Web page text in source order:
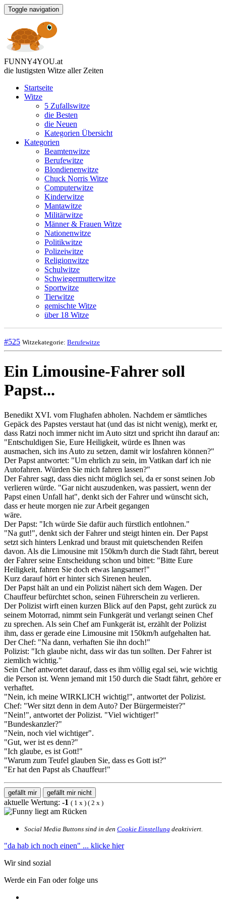
Toggle navigation
FUNNY4YOU.at
die lustigsten Witze aller Zeiten
Startseite
Witze
5 Zufallswitze
die Besten
die Neuen
Kategorien Übersicht
Kategorien
Beamtenwitze
Berufewitze
Blondienenwitze
Chuck Norris Witze
Computerwitze
Kinderwitze
Mantawitze
Militärwitze
Männer & Frauen Witze
Nationenwitze
Politikwitze
Polizeiwitze
Religionwitze
Schulwitze
Schwiegermutterwitze
Sportwitze
Tierwitze
gemischte Witze
über 18 Witze
#525 Witzekategorie: Berufewitze
Ein Limousine-Fahrer soll
Papst...
Benedikt XVI. vom Flughafen abholen. Nachdem er sämtliches
Gepäck des Papstes verstaut hat (und das ist nicht wenig), merkt er,
dass Ratzi noch immer nicht im Auto sitzt und spricht ihn darauf an:
"Entschuldigen Sie, Eure Heiligkeit, würde es Ihnen was
ausmachen, sich ins Auto zu setzen, damit wir losfahren können?"
Der Papst antwortet: "Um ehrlich zu sein, im Vatikan darf ich nie
Autofahren. Würden Sie mich fahren lassen?"
Der Fahrer sagt, dass dies nicht möglich sei, da er sonst seinen Job
verlieren würde. "Gar nicht auszudenken, was passiert, wenn der
Papst einen Unfall hat", denkt sich der Fahrer und wünscht sich,
dass er heute morgen nie zur Arbeit gegangen
wäre.
Der Papst: "Ich würde Sie dafür auch fürstlich entlohnen."
"Na gut!", denkt sich der Fahrer und steigt hinten ein. Der Papst
setzt sich hinters Lenkrad und braust mit quietschenden Reifen
davon. Als die Limousine mit 150km/h durch die Stadt fährt, bereut
der Fahrer seine Entscheidung schon und bittet: "Bitte Eure
Heiligkeit, fahren Sie doch etwas langsamer!"
Kurz darauf hört er hinter sich Sirenen heulen.
Der Papst hält an und ein Polizist nähert sich dem Wagen. Der
Chauffeur befürchtet schon, seinen Führerschein zu verlieren.
Der Polizist wirft einen kurzen Blick auf den Papst, geht zurück zu
seinem Motorrad, nimmt sein Funkgerät und verlangt seinen Chef
zu sprechen. Als sein Chef am Funkgerät ist, erzählt der Polizist
ihm, dass er gerade eine Limousine mit 150km/h aufgehalten hat.
Der Chef: "Na dann, verhaften Sie ihn doch!"
Polizist: "Ich glaube nicht, dass wir das tun sollten. Der Fahrer ist
ziemlich wichtig."
Sein Chef antwortet darauf, dass es ihm völlig egal sei, wie wichtig
die Person ist. Wenn jemand mit 150 durch die Stadt fährt, gehöre er
verhaftet.
"Nein, ich meine WIRKLICH wichtig!", antwortet der Polizist.
Chef: "Wer sitzt denn in dem Auto? Der Bürgermeister?"
"Nein!", antwortet der Polizist. "Viel wichtiger!"
"Bundeskanzler?"
"Nein, noch viel wichtiger".
"Gut, wer ist es denn?"
"Ich glaube, es ist Gott!"
"Warum zum Teufel glauben Sie, dass es Gott ist?"
"Er hat den Papst als Chauffeur!"
gefällt mir gefällt mir nicht
aktuelle Wertung: -1 ( 1 x ) ( 2 x )
Social Media Buttons sind in den Cookie Einstellung deaktiviert.
"da hab ich noch einen" ... klicke hier
Wir sind sozial
Werde ein Fan oder folge uns